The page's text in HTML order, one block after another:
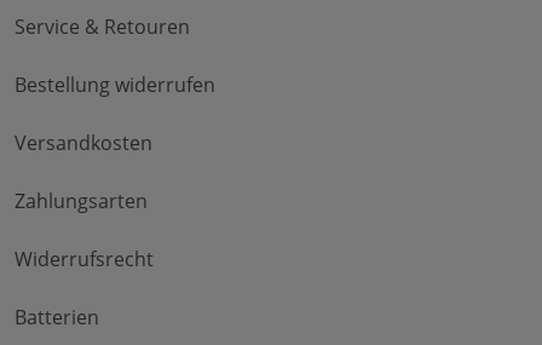
Service & Retouren
Bestellung widerrufen
Versandkosten
Zahlungsarten
Widerrufsrecht
Batterien